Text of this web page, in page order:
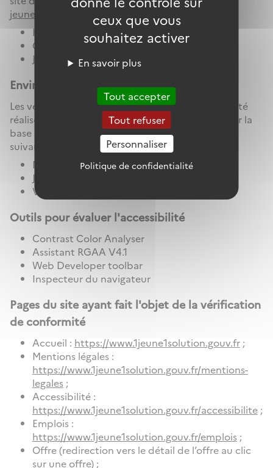
jeune 1 solution
HTML 5
CSS
Javascript
Environnement de test
Les vérifications de restitution de contenus ont été
réalisées sur la base de la combinaison fournie par la
base de référence du RGAA 4.1, avec les versions
suivantes :
NVDA 2019.2.1 et Firefox
JAWS 2018 et Internet Edge
VoiceOver Mac OS 10.14 et Safari : 13.0.3
Outils pour évaluer l'accessibilité
Contrast Color Analyser
Assistant RGAA V4.1
Web Developer toolbar
Inspecteur du navigateur
Pages du site ayant fait l'objet de la vérification
de conformité
Accueil : https://www.1jeune1solution.gouv.fr;
Mentions légales :
https://www.1jeune1solution.gouv.fr/mentions-
legales;
Accessibilité :
https://www.1jeune1solution.gouv.fr/accessibilite;
Emplois :
https://www.1jeune1solution.gouv.fr/emplois;
Offre (redirection vers le détail de l’offre au clic
sur une offre) ;
ceux que vous
souhaitez activer
En savoir plus
Tout accepter
Tout refuser
Personnaliser
Politique de confidentialité